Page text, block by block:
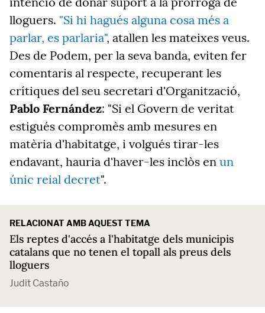
lloguers. "Si hi hagués alguna cosa més a
parlar, es parlaria", atallen les mateixes veus.
Des de Podem, per la seva banda, eviten fer
comentaris al respecte, recuperant les
crítiques del seu secretari d'Organització,
Pablo Fernández: "Si el Govern de veritat
estigués compromès amb mesures en
matèria d'habitatge, i volgués tirar-les
endavant, hauria d'haver-les inclòs en un
únic reial decret".
RELACIONAT AMB AQUEST TEMA
Els reptes d'accés a l'habitatge dels municipis
catalans que no tenen el topall als preus dels
lloguers
Judit Castaño